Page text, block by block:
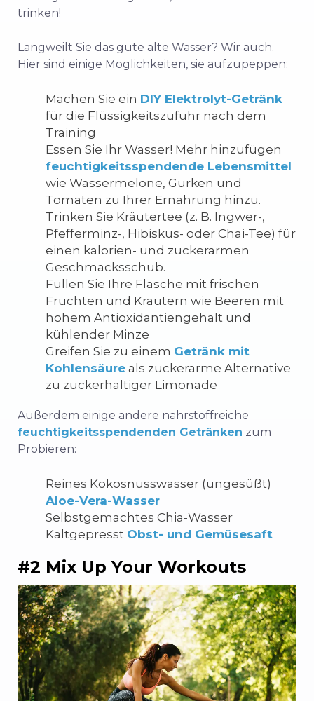
trinken!
Langweilt Sie das gute alte Wasser? Wir auch.
Hier sind einige Möglichkeiten, sie aufzupeppen:
Machen Sie ein DIY Elektrolyt-Getränk
für die Flüssigkeitszufuhr nach dem
Training
Essen Sie Ihr Wasser! Mehr hinzufügen
feuchtigkeitsspendende Lebensmittel
wie Wassermelone, Gurken und
Tomaten zu Ihrer Ernährung hinzu.
Trinken Sie Kräutertee (z. B. Ingwer-,
Pfefferminz-, Hibiskus- oder Chai-Tee) für
einen kalorien- und zuckerarmen
Geschmacksschub.
Füllen Sie Ihre Flasche mit frischen
Früchten und Kräutern wie Beeren mit
hohem Antioxidantiengehalt und
kühlender Minze
Greifen Sie zu einem Getränk mit
Kohlensäure als zuckerarme Alternative
zu zuckerhaltiger Limonade
Außerdem einige andere nährstoffreiche
feuchtigkeitsspendenden Getränken zum
Probieren:
Reines Kokosnusswasser (ungesüßt)
Aloe-Vera-Wasser
Selbstgemachtes Chia-Wasser
Kaltgepresst Obst- und Gemüsesaft
#2 Mix Up Your Workouts